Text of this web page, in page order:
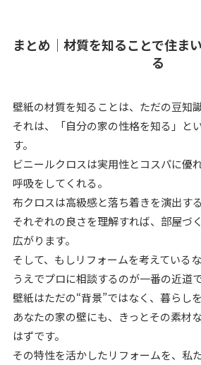
まとめ｜材質を知ることで住ま
る
壁紙の材質を知ることは、ただの豆知
それは、「自分の家の性格を知る」と
す。
ビニールクロスは実用性とコスパに優
呼吸をしてくれる。
布クロスは高級感と落ち着きを演出する
それぞれの良さを理解すれば、部屋づ
広がります。
そして、もしリフォームを考えている
うえでプロに相談するのが一番の近道で
壁紙はただの“背景”ではなく、暮らし
あなたの家の壁にも、きっとその素材
はずです。
その特性を活かしたリフォームを、私